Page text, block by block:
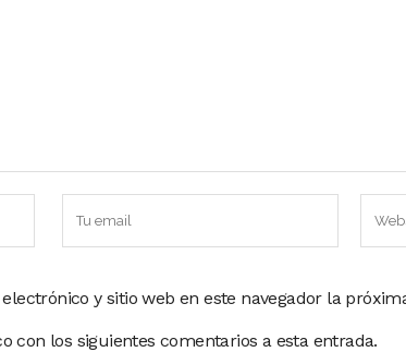
y sitio web en este navegador la
con los siguientes comentarios a esta entrada.